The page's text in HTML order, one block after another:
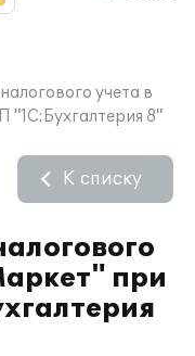
учета в
8"
при
К списку